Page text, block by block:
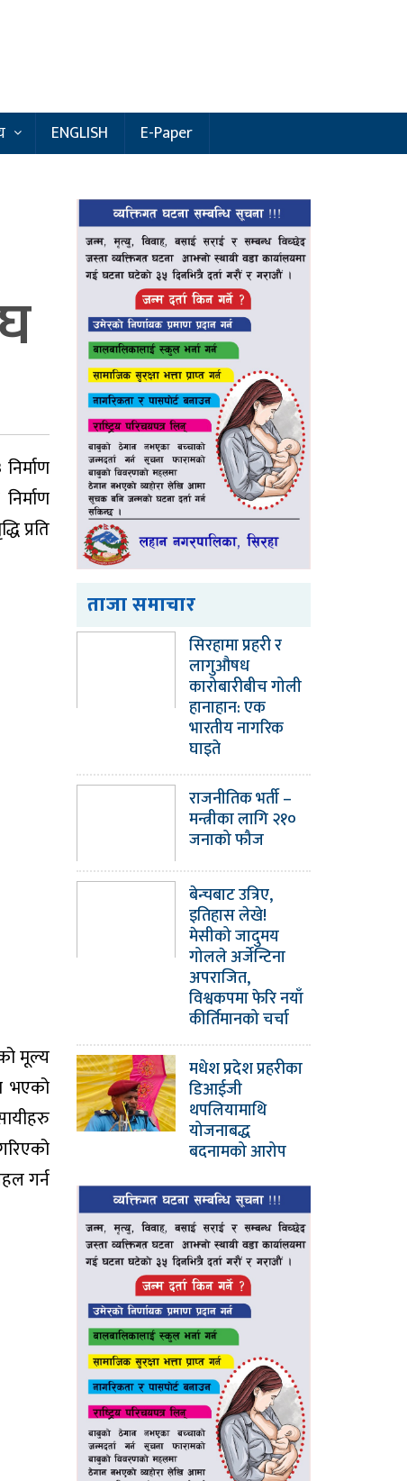
ENGLISH E-Paper
प्रति
मूल्य
भएको
गर्न
ताजा समाचार
सिरहामा प्रहरी र
लागुऔषध
कारोबारीबीच गोली
हानाहान: एक
भारतीय नागरिक
घाइते
राजनीतिक भर्ती –
मन्त्रीका लागि २१०
जनाको फौज
बेन्चबाट उत्रिए,
इतिहास लेखे!
मेसीको जादुमय
गोलले अर्जेन्टिना
अपराजित,
विश्वकपमा फेरि नयाँ
कीर्तिमानको चर्चा
मधेश प्रदेश प्रहरीका
डिआईजी
थपलियामाथि
योजनाबद्ध
बदनामको आरोप